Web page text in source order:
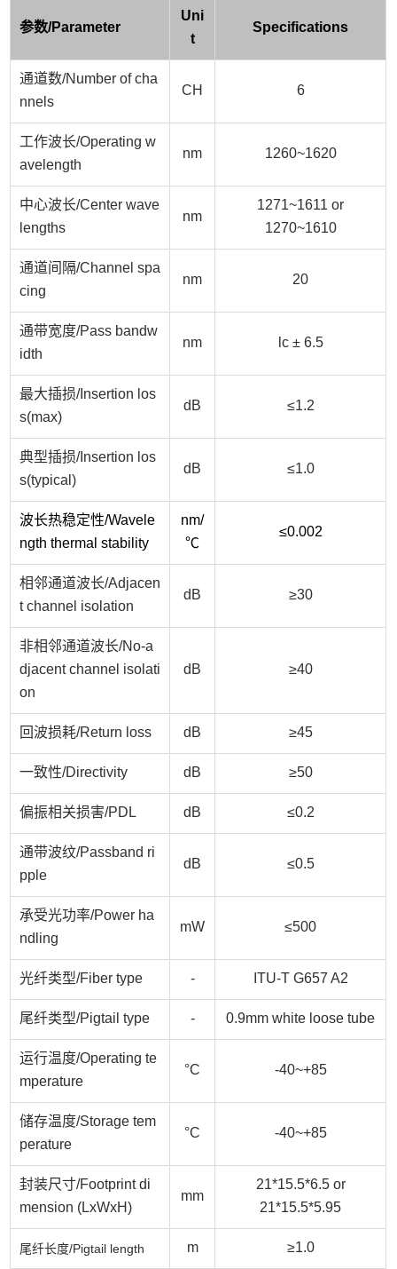
参数/Parameter
Uni
t
Specifications
通道数/Number of cha
nnels
CH 6
工作波长/Operating w
avelength
nm 1260~1620
中心波长/Center wave
lengths
nm
1271~1611 or
1270~1610
通道间隔/Channel spa
cing
nm 20
通带宽度/Pass bandw
idth
nm lc ± 6.5
最大插损/Insertion los
s(max)
dB ≤1.2
典型插损/Insertion los
s(typical)
dB ≤1.0
波长热稳定性/Wavele
ngth thermal stability
nm/
℃
≤0.002
相邻通道波长/Adjacen
t channel isolation
dB ≥30
非相邻通道波长/No-a
djacent channel isolati
on
dB ≥40
回波损耗/Return loss dB ≥45
一致性/Directivity dB ≥50
偏振相关损害/PDL dB ≤0.2
通带波纹/Passband ri
pple
dB ≤0.5
承受光功率/Power ha
ndling
mW ≤500
光纤类型/Fiber type - ITU-T G657 A2
尾纤类型/Pigtail type - 0.9mm white loose tube
运行温度/Operating te
mperature
°C -40~+85
储存温度/Storage tem
perature
°C -40~+85
封装尺寸/Footprint di
mension (LxWxH)
mm
21*15.5*6.5 or
21*15.5*5.95
尾纤长度/Pigtail length m ≥1.0